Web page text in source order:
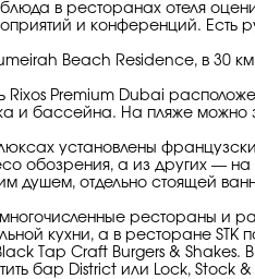
в ресторанах отеля
и конференций. Есть
Beach Residence, в 30
Rixos Premium Dubai
и бассейна. На пляже можно
установлены
обозрения, а из других — на
душем, отдельно стоящей
рестораны и
кухни, а в ресторане
Tap Craft Burgers & Shakes.
бар District или Lock, Stock